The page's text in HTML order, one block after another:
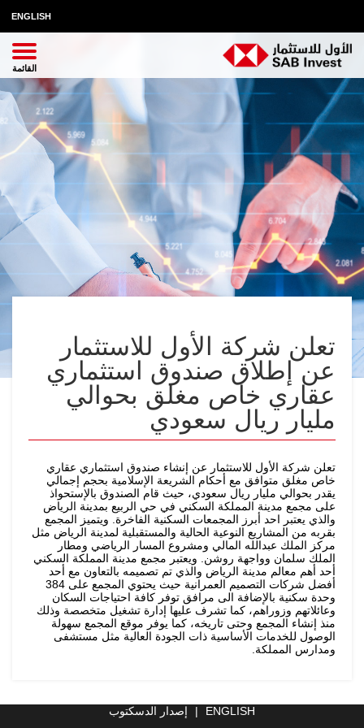
ENGLISH
تعلن شركة الأول للاستثمار
عن إطلاق صندوق استثماري
عقاري خاص مغلق بحوالي
مليار ريال سعودي
تعلن شركة الأول للاستثمار عن إنشاء صندوق استثماري عقاري
خاص مغلق متوافق مع أحكام الشريعة الإسلامية بحجم إجمالي
يقدر بحوالي مليار ريال سعودي، حيث قام الصندوق بالإستحواذ
على مجمع مدينة المملكة السكني في حي الربيع بمدينة الرياض
والذي يعتبر احد أبرز المجمعات السكنية الفاخرة. ويتميز المجمع
بقربه من المشاريع النوعية الحالية والمستقبلية لمدينة الرياض مثل
مركز الملك عبدالله المالي ومشروع المسار الرياضي ومطار
الملك سلمان وواجهة روشن. ويعتبر مجمع مدينة المملكة السكني
أحد أهم معالم مدينة الرياض والذي تم تصميمه بالتعاون مع أحد
أفضل شركات التصميم العمرانية حيث يحتوي المجمع على 384
وحدة سكنية بالإضافة الى مرافق توفر كافة احتياجات السكان
وعائلاتهم وزوراهم، كما تشرف عليها إدارة تشغيل متخصصة وذلك
منذ إنشاء المجمع وحتى تاريخه، كما يوفر موقع المجمع سهولة
الوصول للخدمات الأساسية ذات الجودة العالية مثل مستشفى
ومدارس المملكة.
ENGLISH
| إصدار الدسكتوب